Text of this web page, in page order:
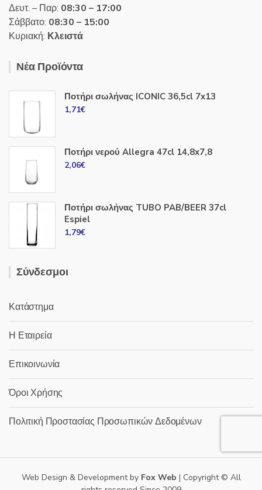
Δευτ. – Παρ: 08:30 – 17:00
Σάββατο: 08:30 – 15:00
Κυριακή: Κλειστά
Νέα Προϊόντα
Ποτήρι σωλήνας ICONIC 36,5cl 7x13
1,71€
Ποτήρι νερού Allegra 47cl 14,8x7,8
2,06€
Ποτήρι σωλήνας TUBO PAB/BEER 37cl
Espiel
1,79€
Σύνδεσμοι
Κατάστημα
Η Εταιρεία
Επικοινωνία
Όροι Χρήσης
Πολιτική Προστασίας Προσωπικών Δεδομένων
Web Design & Development by Fox Web | Copyright © All